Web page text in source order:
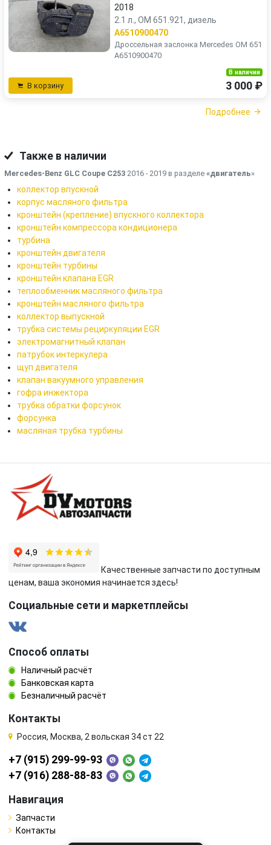
2018
2.1 л., OM 651.921, дизель
A6510900470
Дроссельная заслонка Mercedes OM 651
A6510900470
В корзину
В наличии
3 000 ₽
Подробнее
Также в наличии
Mercedes-Benz GLC Coupe C253 2016 - 2019 в разделе «двигатель»
коллектор впускной
корпус масляного фильтра
кронштейн (крепление) впускного коллектора
кронштейн компрессора кондиционера
турбина
кронштейн двигателя
кронштейн турбины
кронштейн клапана EGR
теплообменник масляного фильтра
кронштейн масляного фильтра
коллектор выпускной
трубка системы рециркуляции EGR
электромагнитный клапан
патрубок интеркулера
щуп двигателя
клапан вакуумного управления
гофра инжектора
трубка обратки форсунок
форсунка
масляная трубка турбины
Качественные запчасти по доступным
ценам, ваша экономия начинается здесь!
Социальные сети и маркетплейсы
Способ оплаты
Наличный расчёт
Банковская карта
Безналичный расчёт
Контакты
Россия, Москва, 2 вольская 34 ст 22
+7 (915) 299-99-93
+7 (916) 288-88-83
Навигация
Запчасти
Контакты